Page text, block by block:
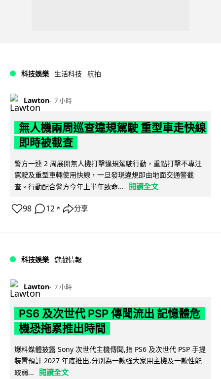
科技娛樂 生活科技 航拍
Lawton 7 小時
無人機兩周巡查違規駕駛 重型車走快線
即時被截查
警方一連 2 周展開無人機打擊違規駕駛行動，重點打擊不專注
駕駛及重型車輛使用快線，一旦發現違規即由地面交通警截
查。行動配合警方今年上半年致命...
閱讀全文
98 12 ↗ 分享
科技娛樂 遊戲情報
Lawton 7 小時
PS6 及次世代 PSP 傳聞流出 記憶體危
機恐拖累推出時間
爆料媒體披露 Sony 次世代主機傳聞,指 PS6 及次世代 PSP 手提
裝置預計 2027 年底推出,分別為一款強大家用主機及一款性能
較弱...
閱讀全文